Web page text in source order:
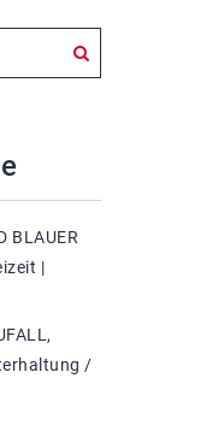
BLAUER
|
/